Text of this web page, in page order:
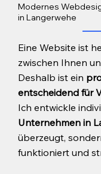
Modernes
in Langerwehe
Eine Website ist
zwischen Ihnen
Deshalb ist ein
entscheidend für
Ich entwickle
Unternehmen in
überzeugt,
funktioniert und